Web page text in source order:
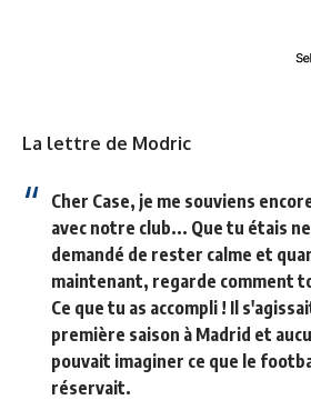
La lettre de Modric
Cher Case, je me souviens
avec notre club... Que tu étais
demandé de rester calme et
maintenant, regarde comment
Ce que tu as accompli ! Il
première saison à Madrid et
pouvait imaginer ce que le
réservait.